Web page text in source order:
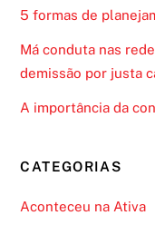
5 formas de
Má conduta nas
demissão por justa
A importância da
CATEGORIAS
Aconteceu na Ativa